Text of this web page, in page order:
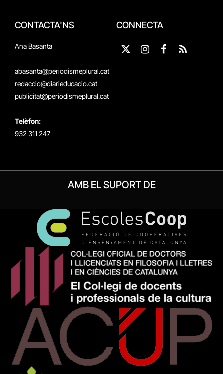
CONTACTA'NS
Ana Basanta
abasanta@periodismeplural.cat
redaccio@diarieducacio.cat
publicitat@periodismeplural.cat
Telèfon:
932 311 247
CONNECTA
X
Instagram
Facebook
RSS
AMB EL SUPORT DE